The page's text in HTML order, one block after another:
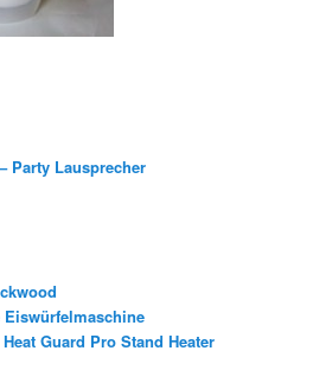
Party Lausprecher
Guard Pro Stand Heater